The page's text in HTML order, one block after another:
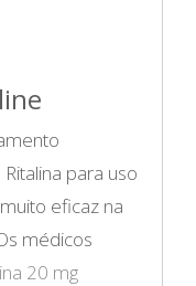
para uso
eficaz na
médicos
20 mg